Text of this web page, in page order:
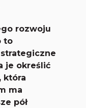
rozwoju
to
je określić
która
ma
pół